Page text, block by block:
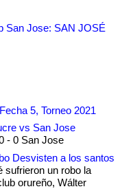
San Jose: SAN JOSÉ
5, Torneo 2021
vs San Jose
- 0 San Jose
Desvisten a los santos
sufrieron un robo la
orureño, Wálter